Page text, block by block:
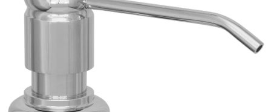
hvězdiček.